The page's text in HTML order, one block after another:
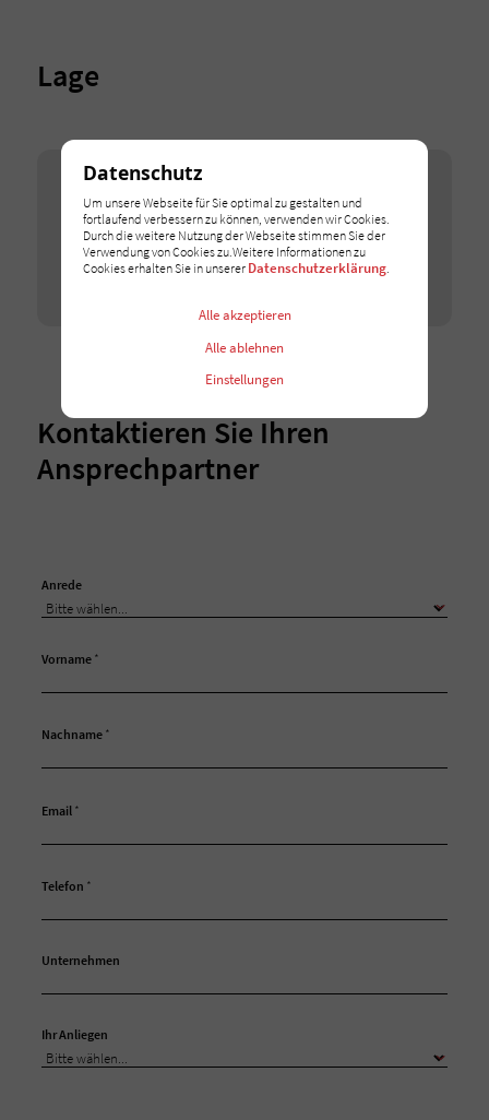
Lage
Google Maps
Wir binden Google-Maps-Karten auf unserer Webseite
ein. Erlauben Sie dieses Cookie, um die Karten zu
entsperren.
Kontaktieren Sie Ihren
Ansprechpartner
Anrede
Vorname *
Nachname *
Email *
Telefon *
Unternehmen
Ihr Anliegen
Datenschutz
Um unsere Webseite für Sie optimal zu gestalten und
fortlaufend verbessern zu können, verwenden wir Cookies.
Durch die weitere Nutzung der Webseite stimmen Sie der
Verwendung von Cookies zu.Weitere Informationen zu
Cookies erhalten Sie in unserer Datenschutzerklärung.
Einstellungen
Alle ablehnen
Alle akzeptieren